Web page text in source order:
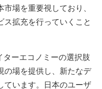
場を重要視しており、
ス拡充を行っていくこと
ターエコノミーの選択肢
の場を提供し、新たなデ
ています。日本のユーザ